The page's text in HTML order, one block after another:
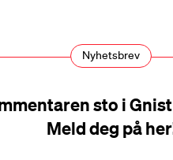
Nyhetsbrev
sto i
Meld deg på